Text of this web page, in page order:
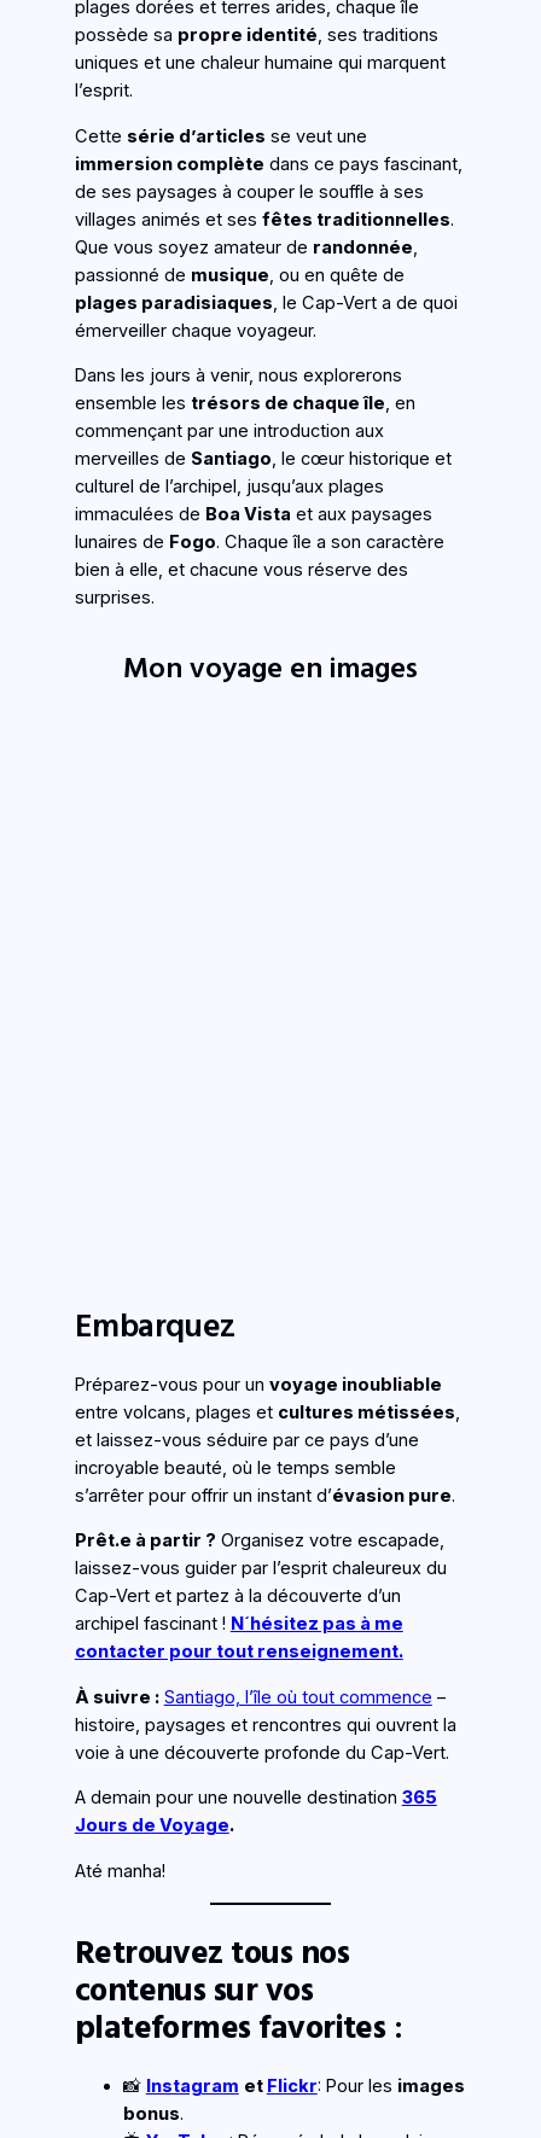
plages dorées et terres arides, chaque île
possède sa propre identité, ses traditions
uniques et une chaleur humaine qui marquent
l’esprit.
Cette série d’articles se veut une
immersion complète dans ce pays fascinant,
de ses paysages à couper le souffle à ses
villages animés et ses fêtes traditionnelles.
Que vous soyez amateur de randonnée
passionné de musique , ou en quête de
plages paradisiaques , le Cap-Vert a de quoi
émerveiller chaque voyageur.
Dans les jours à venir, nous explorerons
ensemble les trésors de chaque île, en
commençant par une introduction aux
merveilles de Santiago, le cœur historique et
culturel de l’archipel, jusqu’aux plages
immaculées de Boa Vista et aux paysages
lunaires de Fogo. Chaque île a son caractère
bien à elle, et chacune vous réserve des
surprises.
Mon voyage en images
Embarquez
Préparez-vous pour un voyage inoubliable
entre volcans, plages et cultures métissées,
et laissez-vous séduire par ce pays d’une
incroyable beauté, où le temps semble
s’arrêter pour offrir un instant d’évasion pure.
Prêt.e à partir ? Organisez votre escapade,
laissez-vous guider par l’esprit chaleureux du
Cap-Vert et partez à la découverte d’un
archipel fascinant ! N´hésitez pas à me
contacter pour tout renseignement.
À suivre : Santiago, l’île où tout commence –
histoire, paysages et rencontres qui ouvrent la
voie à une découverte profonde du Cap-Vert.
A demain pour une nouvelle destination 365
Jours de Voyage.
Até manha!
Retrouvez tous nos
contenus sur vos
plateformes favorites :
📸 Instagram et Flickr: Pour les images
bonus.